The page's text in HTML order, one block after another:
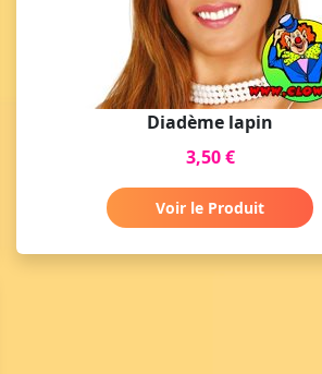
Diadème lapin
3,50 €
Voir le Produit